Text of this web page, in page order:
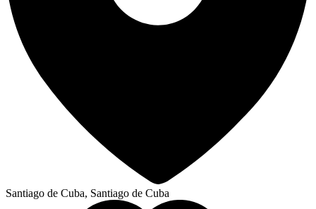
Santiago de Cuba, Santiago de Cuba